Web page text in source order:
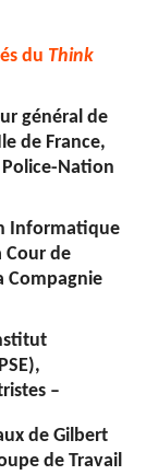
du Think
général de
de France,
Nation
Informatique
Cour de
Compagnie
–
de Gilbert
de Travail